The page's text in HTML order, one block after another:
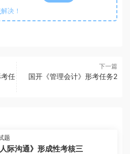
解决！
任
下一篇
国开《管理会计》形考任务2
题
际沟通》形成性考核三